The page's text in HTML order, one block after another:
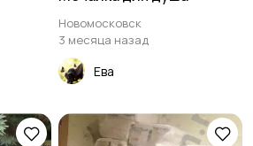
Новомосковск
3 месяца назад
Ева